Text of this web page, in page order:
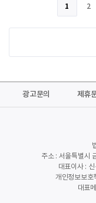
1 2
광고문의 제휴
주소 : 서울특별시
대표이사 :
개인정보보
대표